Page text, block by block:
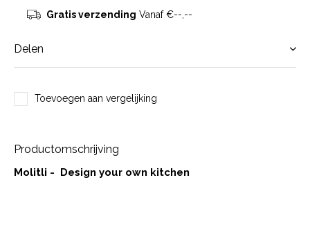
Gratis verzending Vanaf €--,--
Delen
Toevoegen aan vergelijking
Productomschrijving
Molitli - Design your own kitchen